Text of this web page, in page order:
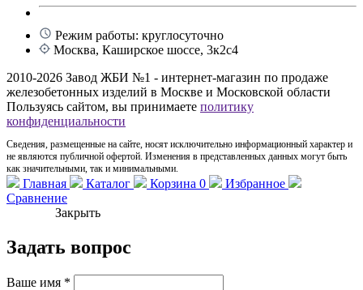
Режим работы: круглосуточно
Москва, Каширское шоссе, 3к2с4
2010-2026 Завод ЖБИ №1 - интернет-магазин по продаже
железобетонных изделий в Москве и Московской области
Пользуясь сайтом, вы принимаете политику
конфиденциальности
Сведения, размещенные на сайте, носят исключительно информационный характер и
не являются публичной офертой. Изменения в представленных данных могут быть
как значительными, так и минимальными.
Главная Каталог Корзина 0
Избранное
Сравнение
Закрыть
Задать вопрос
Ваше имя *